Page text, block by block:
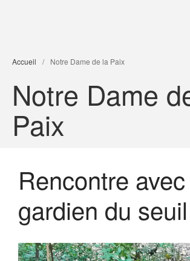
Formations
Tarifs
Accueil / Notre Dame de la Paix
Notre Dame
Paix
Rencontre
gardien du seuil